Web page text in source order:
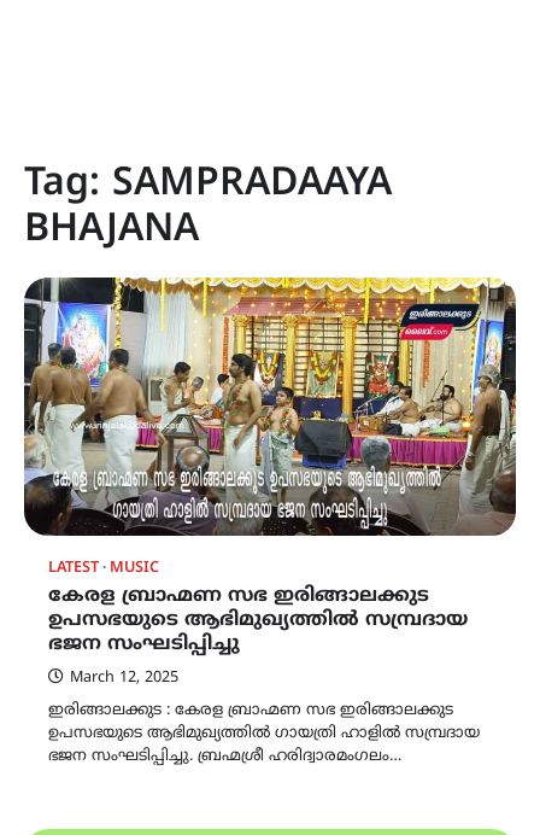
Tag: SAMPRADAAYA
BHAJANA
LATEST MUSIC
കേരള ബ്രാഹ്മണ സഭ ഇരിങ്ങാലക്കുട
ഉപസഭയുടെ ആഭിമുഖ്യത്തിൽ സമ്പ്രദായ
ഭജന സംഘടിപ്പിച്ചു
March 12, 2025
ഇരിങ്ങാലക്കുട : കേരള ബ്രാഹ്മണ സഭ ഇരിങ്ങാലക്കുട
ഉപസഭയുടെ ആഭിമുഖ്യത്തിൽ ഗായത്രി ഹാളിൽ സമ്പ്രദായ
ഭജന സംഘടിപ്പിച്ചു. ബ്രഹ്മശ്രീ ഹരിദ്വാരമംഗലം…